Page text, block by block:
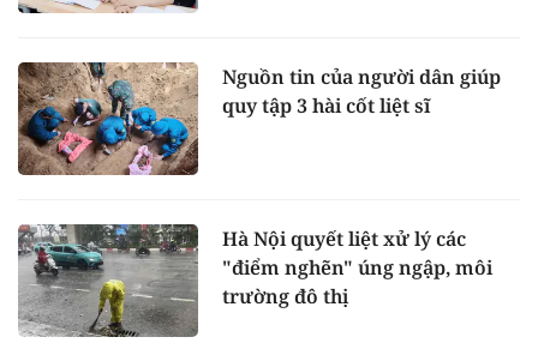
Nguồn tin của người dân giúp
quy tập 3 hài cốt liệt sĩ
Hà Nội quyết liệt xử lý các
"điểm nghẽn" úng ngập, môi
trường đô thị